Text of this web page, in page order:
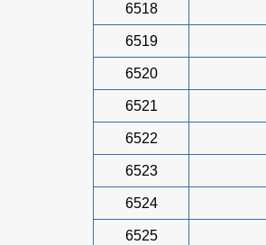
6518
6519
6520
6521
6522
6523
6524
6525